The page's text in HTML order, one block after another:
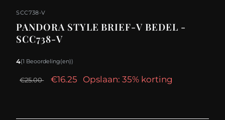
SCC738-V
PANDORA STYLE BRIEF-V BEDEL -
SCC738-V
4(1 Beoordeling(en))
€25.00 €16.25 Opslaan: 35% korting